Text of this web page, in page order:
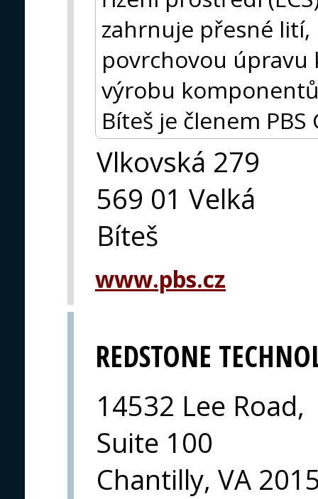
zahrnuje přesné
povrchovou úpravu
výrobu
Bíteš je členem PBS
Vlkovská 279
569 01 Velká
Bíteš
www.pbs.cz
REDSTONE
14532 Lee Road,
Suite 100
Chantilly, VA